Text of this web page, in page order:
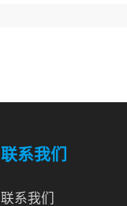
联系我们
联系我们